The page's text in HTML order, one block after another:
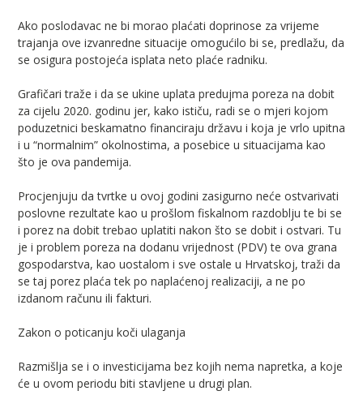
Ako poslodavac ne bi morao plaćati doprinose za vrijeme
trajanja ove izvanredne situacije omogućilo bi se, predlažu, da
se osigura postojeća isplata neto plaće radniku.
Grafičari traže i da se ukine uplata predujma poreza na dobit
za cijelu 2020. godinu jer, kako ističu, radi se o mjeri kojom
poduzetnici beskamatno financiraju državu i koja je vrlo upitna
i u “normalnim” okolnostima, a posebice u situacijama kao
što je ova pandemija.
Procjenjuju da tvrtke u ovoj godini zasigurno neće ostvarivati
poslovne rezultate kao u prošlom fiskalnom razdoblju te bi se
i porez na dobit trebao uplatiti nakon što se dobit i ostvari. Tu
je i problem poreza na dodanu vrijednost (PDV) te ova grana
gospodarstva, kao uostalom i sve ostale u Hrvatskoj, traži da
se taj porez plaća tek po naplaćenoj realizaciji, a ne po
izdanom računu ili fakturi.
Zakon o poticanju koči ulaganja
Razmišlja se i o investicijama bez kojih nema napretka, a koje
će u ovom periodu biti stavljene u drugi plan.